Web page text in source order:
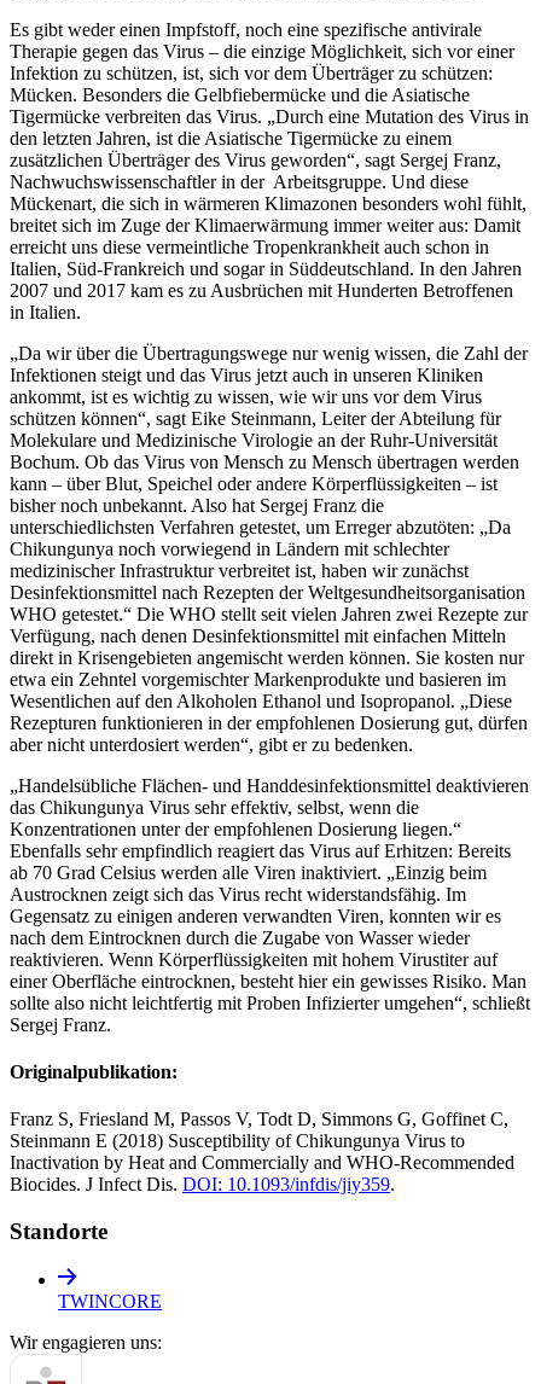
Es gibt weder einen Impfstoff, noch eine spezifische antivirale
Therapie gegen das Virus – die einzige Möglichkeit, sich vor einer
Infektion zu schützen, ist, sich vor dem Überträger zu schützen:
Mücken. Besonders die Gelbfiebermücke und die Asiatische
Tigermücke verbreiten das Virus. „Durch eine Mutation des Virus in
den letzten Jahren, ist die Asiatische Tigermücke zu einem
zusätzlichen Überträger des Virus geworden“, sagt Sergej Franz,
Nachwuchswissenschaftler in der Arbeitsgruppe. Und diese
Mückenart, die sich in wärmeren Klimazonen besonders wohl fühlt,
breitet sich im Zuge der Klimaerwärmung immer weiter aus: Damit
erreicht uns diese vermeintliche Tropenkrankheit auch schon in
Italien, Süd-Frankreich und sogar in Süddeutschland. In den Jahren
2007 und 2017 kam es zu Ausbrüchen mit Hunderten Betroffenen
in Italien.
„Da wir über die Übertragungswege nur wenig wissen, die Zahl der
Infektionen steigt und das Virus jetzt auch in unseren Kliniken
ankommt, ist es wichtig zu wissen, wie wir uns vor dem Virus
schützen können“, sagt Eike Steinmann, Leiter der Abteilung für
Molekulare und Medizinische Virologie an der Ruhr-Universität
Bochum. Ob das Virus von Mensch zu Mensch übertragen werden
kann – über Blut, Speichel oder andere Körperflüssigkeiten – ist
bisher noch unbekannt. Also hat Sergej Franz die
unterschiedlichsten Verfahren getestet, um Erreger abzutöten: „Da
Chikungunya noch vorwiegend in Ländern mit schlechter
medizinischer Infrastruktur verbreitet ist, haben wir zunächst
Desinfektionsmittel nach Rezepten der Weltgesundheitsorganisation
WHO getestet.“ Die WHO stellt seit vielen Jahren zwei Rezepte zur
Verfügung, nach denen Desinfektionsmittel mit einfachen Mitteln
direkt in Krisengebieten angemischt werden können. Sie kosten nur
etwa ein Zehntel vorgemischter Markenprodukte und basieren im
Wesentlichen auf den Alkoholen Ethanol und Isopropanol. „Diese
Rezepturen funktionieren in der empfohlenen Dosierung gut, dürfen
aber nicht unterdosiert werden“, gibt er zu bedenken.
„Handelsübliche Flächen- und Handdesinfektionsmittel deaktivieren
das Chikungunya Virus sehr effektiv, selbst, wenn die
Konzentrationen unter der empfohlenen Dosierung liegen.“
Ebenfalls sehr empfindlich reagiert das Virus auf Erhitzen: Bereits
ab 70 Grad Celsius werden alle Viren inaktiviert. „Einzig beim
Austrocknen zeigt sich das Virus recht widerstandsfähig. Im
Gegensatz zu einigen anderen verwandten Viren, konnten wir es
nach dem Eintrocknen durch die Zugabe von Wasser wieder
reaktivieren. Wenn Körperflüssigkeiten mit hohem Virustiter auf
einer Oberfläche eintrocknen, besteht hier ein gewisses Risiko. Man
sollte also nicht leichtfertig mit Proben Infizierter umgehen“, schließt
Sergej Franz.
Originalpublikation:
Franz S, Friesland M, Passos V, Todt D, Simmons G, Goffinet C,
Steinmann E (2018) Susceptibility of Chikungunya Virus to
Inactivation by Heat and Commercially and WHO-Recommended
Biocides. J Infect Dis. DOI: 10.1093/infdis/jiy359.
Standorte
TWINCORE
Wir engagieren uns: